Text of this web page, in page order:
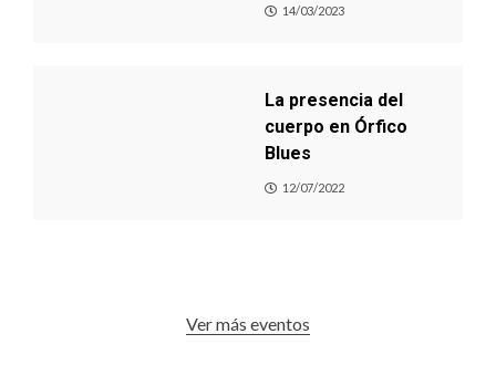
14/03/2023
La presencia del
cuerpo en Órfico
Blues
12/07/2022
Ver más eventos